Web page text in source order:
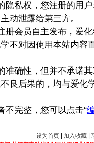
隐私权，您注册的用
动泄露给第三方。
册会员自主发布，爱
不对因使用本站内容
准确性，但并不承诺
良后果的，均与爱化
不完整，您可以点击“
设为首页 加入收藏